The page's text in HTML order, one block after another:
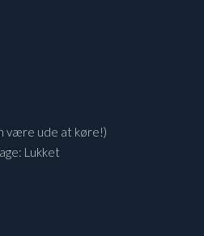
være ude at køre!)
Lukket